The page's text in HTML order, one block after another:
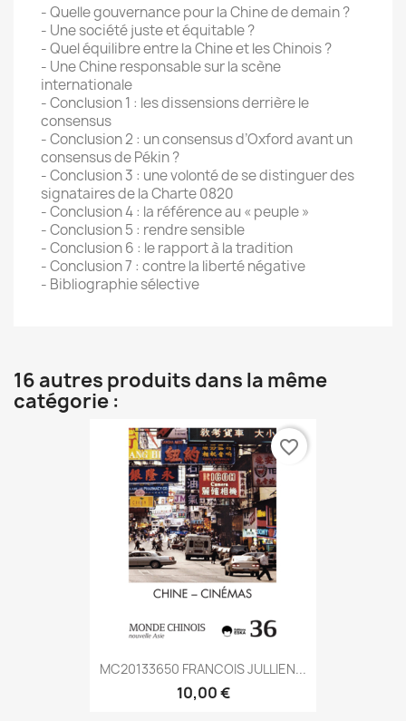
- Quelle gouvernance pour la Chine de demain ?
- Une société juste et équitable ?
- Quel équilibre entre la Chine et les Chinois ?
- Une Chine responsable sur la scène
internationale
- Conclusion 1 : les dissensions derrière le
consensus
- Conclusion 2 : un consensus d’Oxford avant un
consensus de Pékin ?
- Conclusion 3 : une volonté de se distinguer des
signataires de la Charte 0820
- Conclusion 4 : la référence au « peuple »
- Conclusion 5 : rendre sensible
- Conclusion 6 : le rapport à la tradition
- Conclusion 7 : contre la liberté négative
- Bibliographie sélective
16 autres produits dans la même
catégorie :
MC20133650 FRANCOIS JULLIEN...
10,00 €
favorite_border